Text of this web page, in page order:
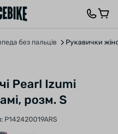
без пальців Рукавички
Pearl Izumi
розм. S
P142420019ARS
ВІДГУКИ ТА ЗАПИТАННЯ